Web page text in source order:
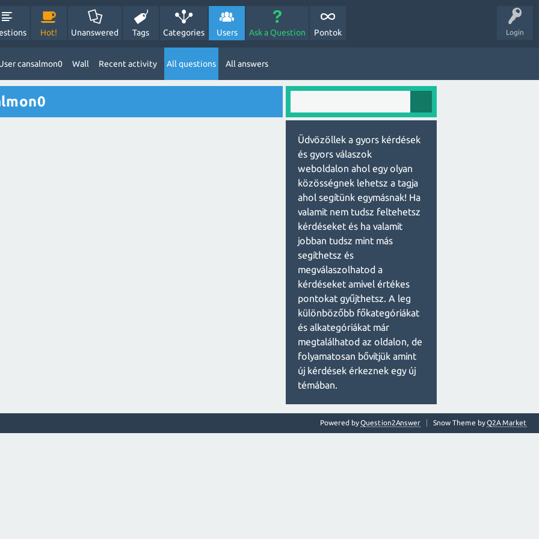
Login
Hot! Unanswered Tags Categories Users Ask a Question Pontok
cansalmon0 Wall Recent activity All questions All answers
Üdvözöllek a gyors kérdések
és gyors válaszok
weboldalon ahol egy olyan
közösségnek lehetsz a tagja
ahol segítünk egymásnak! Ha
valamit nem tudsz feltehetsz
kérdéseket és ha valamit
jobban tudsz mint más
segíthetsz és
megválaszolhatod a
kérdéseket amivel értékes
pontokat gyűjthetsz. A leg
különbözőbb főkategóriákat
és alkategóriákat már
megtalálhatod az oldalon, de
folyamatosan bővítjük amint
új kérdések érkeznek egy új
témában.
Snow Theme byQ2A Market
Powered byQuestion2Answer